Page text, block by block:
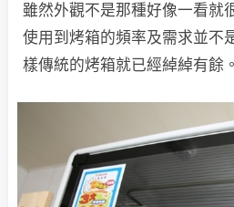
雖然外觀不是那種好像一看就
使用到烤箱的頻率及需求並不
樣傳統的烤箱就已經綽綽有餘。